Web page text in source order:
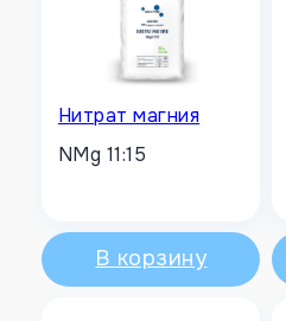
Нитрат магния
NMg 11:15
В корзину